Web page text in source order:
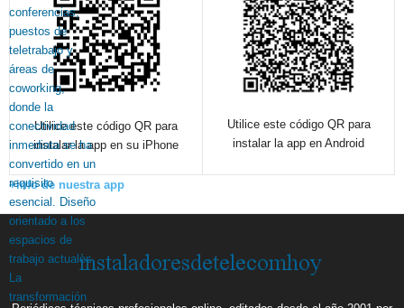
Utilice este código QR para
instalar la app en su iPhone
Utilice este código QR para
instalar la app en Android
+info de nuestra app